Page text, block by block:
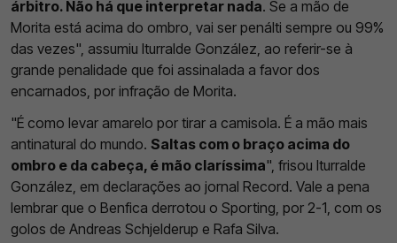
árbitro. Não há que interpretar nada. Se a mão de
Morita está acima do ombro, vai ser penálti sempre ou 99%
das vezes", assumiu Iturralde González, ao referir-se à
grande penalidade que foi assinalada a favor dos
encarnados, por infração de Morita.
"É como levar amarelo por tirar a camisola. É a mão mais
antinatural do mundo. Saltas com o braço acima do
ombro e da cabeça, é mão claríssima", frisou Iturralde
González, em declarações ao jornal Record. Vale a pena
lembrar que o Benfica derrotou o Sporting, por 2-1, com os
golos de Andreas Schjelderup e Rafa Silva.